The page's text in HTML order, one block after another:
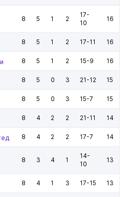
8 5 1 2
17-
10
16
8 5 1 2 17-11 16
8 5 1 2 15-9 16
8 5 0 3 21-12 15
8 5 0 3 15-7 15
8 4 2 2 21-11 14
8 4 2 2 17-7 14
8 3 4 1
14-
10
13
8 4 1 3 17-15 13